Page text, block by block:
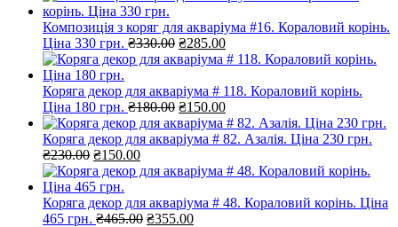
₴950.00.
Композиція з коряг для акваріума #16. Кораловий корінь.
Ціна 330 грн. ₴330.00 Оригінальна
ціна:
₴285.00Поточна
ціна:
Коряга декор для акваріума # 118. Кораловий корінь.
Ціна 180 грн. ₴180.00 Оригінальна
ціна:
₴180.00.
₴150.00Поточна
ціна:
₴150.00.
Коряга декор для акваріума # 82. Азалія. Ціна 230 грн.
₴230.00 Оригінальна
ціна:
₴230.00.
₴150.00Поточна
ціна:
Коряга декор для акваріума # 48. Кораловий корінь. Ціна
465 грн. ₴465.00 Оригінальна
₴355.00Поточна